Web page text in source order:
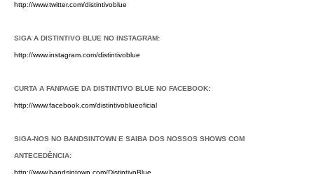
http://www.twitter.com/distintivoblue
SIGA A DISTINTIVO BLUE NO INSTAGRAM:
http://www.instagram.com/distintivoblue
CURTA A FANPAGE DA DISTINTIVO BLUE NO FACEBOOK:
http://www.facebook.com/distintivoblueoficial
SIGA-NOS NO BANDSINTOWN E SAIBA DOS NOSSOS SHOWS COM
ANTECEDÊNCIA: